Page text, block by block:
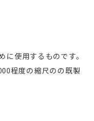
使用するものです。
程度の縮尺のの既製